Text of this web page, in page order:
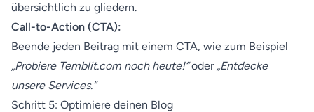
übersichtlich zu gliedern.
Call-to-Action (CTA):
Beende jeden Beitrag mit einem CTA, wie zum Beispiel
„Probiere Temblit.com noch heute!“oder „Entdecke
unsere Services.“
Schritt 5: Optimiere deinen Blog